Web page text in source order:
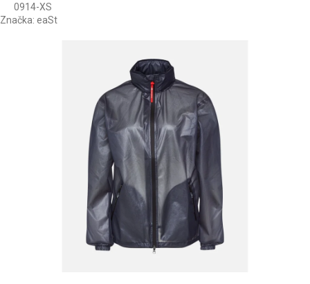
0914-XS
Značka: eaSt